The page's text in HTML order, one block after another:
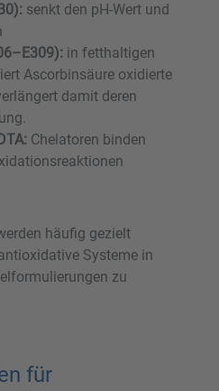
senkt den pH-Wert und
in fetthaltigen
Ascorbinsäure oxidierte
damit deren
Chelatoren binden
häufig gezielt
Systeme in
zu
für